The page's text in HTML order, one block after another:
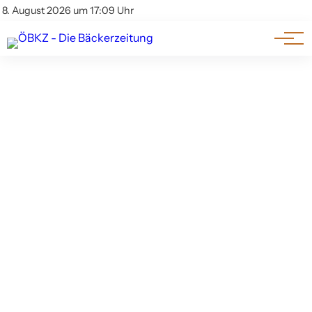
8. August 2026 um 17:09 Uhr
Impressum & Offenlegung
Am Wort
Genuss & Trends